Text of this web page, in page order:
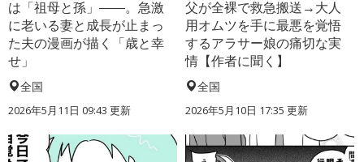
は「祖母と孫」――。急激
に老いる妻と成長が止まっ
た夫の漫画が描く「歳と幸
せ」
全国
2026年5月11日 09:43 更新
父が全裸で救急搬送→大人
用オムツを手に最悪を覚悟
するアラサー娘の痛切な実
情【作者に聞く】
全国
2026年5月10日 17:35 更新